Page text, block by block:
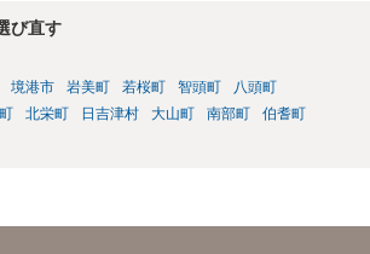
び直す
境港市 岩美町 若桜町 智頭町
八頭町
北栄町 日吉津村 大山町 南部町
伯耆町